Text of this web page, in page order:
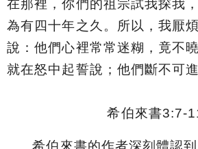
在那裡，你們的祖宗試我探我
為有四十年之久。所以，我厭
說：他們心裡常常迷糊，竟不
就在怒中起誓說；他們斷不可
希伯來書3:7-
希伯來書的作者深刻體認